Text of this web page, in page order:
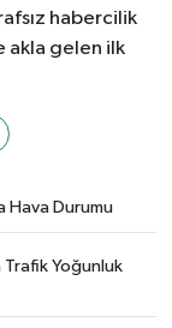
habercilik
akla gelen ilk
Hava Durumu
Yoğunluk